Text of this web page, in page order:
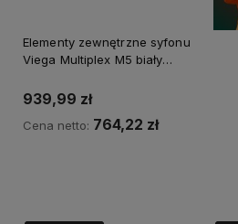
Elementy zewnętrzne syfonu
Viega Multiplex M5 biały
939,99 zł
Cena netto: 764,22 zł